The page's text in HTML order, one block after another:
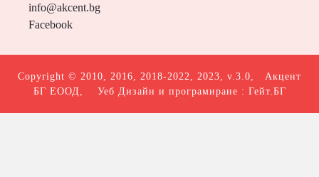
info@akcent.bg
Facebook
Copyright © 2010, 2016, 2018-2022, 2023, v.3.0, Акцент
БГ ЕООД , Уеб Дизайн и програмиране : Гейт.БГ